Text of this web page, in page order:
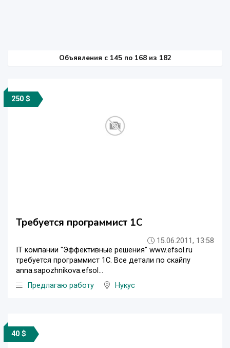
Объявления c 145 по 168 из 182
250 $
Требуется программист 1С
15.06.2011, 13:58
IT компании "Эффективные решения" www.efsol.ru
требуется программист 1С. Все детали по скайпу
anna.sapozhnikova.efsol...
Предлагаю работу
Нукус
40 $